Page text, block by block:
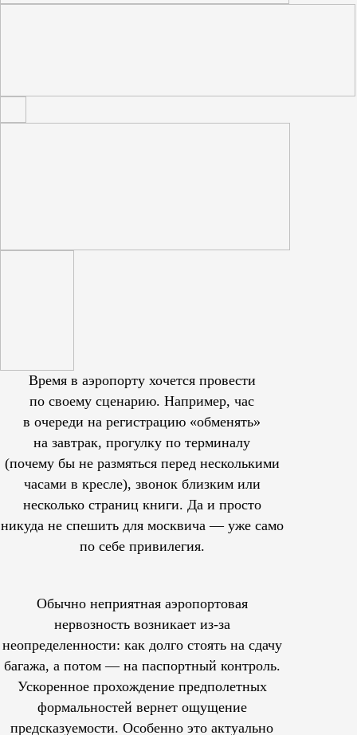
Время в аэропорту хочется провести
по своему сценарию. Например, час
в очереди на регистрацию «обменять»
на завтрак, прогулку по терминалу
(почему бы не размяться перед несколькими
часами в кресле), звонок близким или
несколько страниц книги. Да и просто
никуда не спешить для москвича — уже само
по себе привилегия.
Обычно неприятная аэропортовая
нервозность возникает из-за
неопределенности: как долго стоять на сдачу
багажа, а потом — на паспортный контроль.
Ускоренное прохождение предполетных
формальностей вернет ощущение
предсказуемости. Особенно это актуально